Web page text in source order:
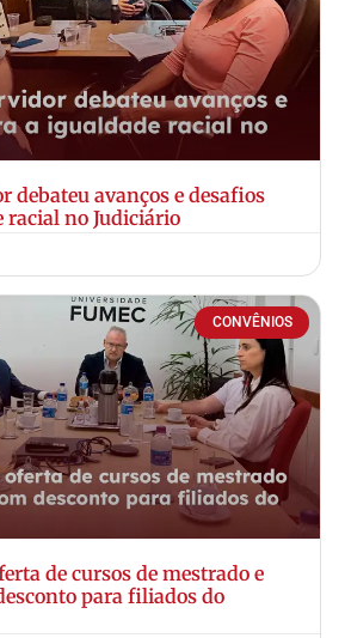
debateu avanços e desafios
racial no Judiciário
CONVÊNIOS
de cursos de mestrado e
para filiados do